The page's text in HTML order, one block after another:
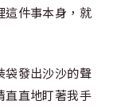
這件事本身，就
袋發出沙沙的聲
直直地盯著我手